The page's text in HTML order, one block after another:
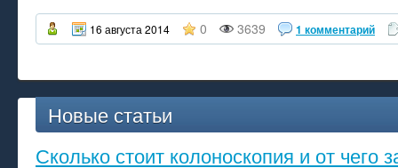
16 августа 2014 0 3639 1 комментарий
Новые статьи
Сколько стоит колоноскопия и от чего